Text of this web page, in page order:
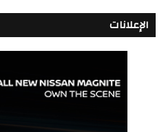
الإعلانات